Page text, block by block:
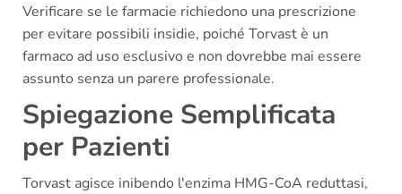
Verificare se le farmacie richiedono una prescrizione
per evitare possibili insidie, poiché Torvast è un
farmaco ad uso esclusivo e non dovrebbe mai essere
assunto senza un parere professionale.
Spiegazione Semplificata
per Pazienti
Torvast agisce inibendo l'enzima HMG-CoA reduttasi,